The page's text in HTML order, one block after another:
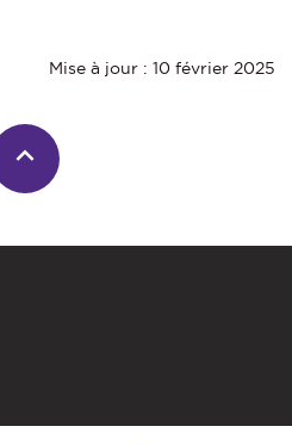
Mise à jour : 10 février 2025